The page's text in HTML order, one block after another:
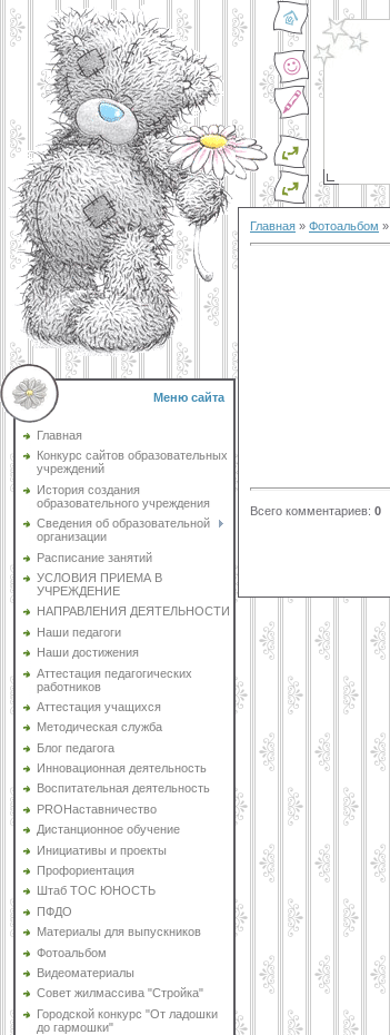
Меню сайта
Главная
Конкурс сайтов образовательных
учреждений
История создания
образовательного учреждения
Сведения об образовательной
организации
Расписание занятий
УСЛОВИЯ ПРИЕМА В
УЧРЕЖДЕНИЕ
НАПРАВЛЕНИЯ ДЕЯТЕЛЬНОСТИ
Наши педагоги
Наши достижения
Аттестация педагогических
работников
Аттестация учащихся
Методическая служба
Блог педагога
Инновационная деятельность
Воспитательная деятельность
PROНаставничество
Дистанционное обучение
Инициативы и проекты
Профориентация
Штаб ТОС ЮНОСТЬ
ПФДО
Материалы для выпускников
Фотоальбом
Видеоматериалы
Совет жилмассива "Стройка"
Городской конкурс "От ладошки
до гармошки"
Главная » Фотоальбом »
Всего комментариев: 0